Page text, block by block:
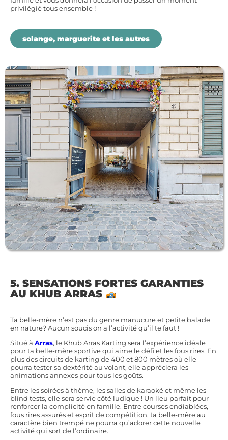
privilégié tous ensemble !
solange, marguerite et les autres
5. SENSATIONS FORTES GARANTIES
AU KHUB ARRAS
Ta belle-mère n’est pas du genre manucure et petite balade
en nature? Aucun soucis on a l’activité qu’il te faut !
Situé à Arras, le Khub Arras Karting sera l’expérience idéale
pour ta belle-mère sportive qui aime le défi et les fous rires. En
plus des circuits de karting de 400 et 800 mètres où elle
pourra tester sa dextérité au volant, elle appréciera les
animations annexes pour tous les goûts.
Entre les soirées à thème, les salles de karaoké et même les
blind tests, elle sera servie côté ludique ! Un lieu parfait pour
renforcer la complicité en famille. Entre courses endiablées,
fous rires assurés et esprit de compétition, ta belle-mère au
caractère bien trempé ne pourra qu’adorer cette nouvelle
activité qui sort de l’ordinaire.